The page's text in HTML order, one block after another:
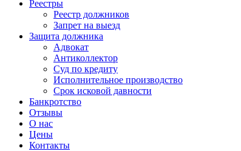
Реестры
Реестр должников
Запрет на выезд
Защита должника
Адвокат
Антиколлектор
Суд по кредиту
Исполнительное производство
Срок исковой давности
Банкротство
Отзывы
О нас
Цены
Контакты